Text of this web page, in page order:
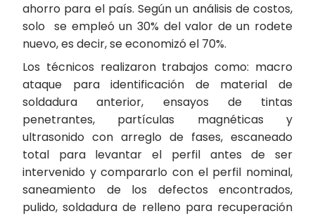
ahorro para el país. Según un análisis de costos,
solo se empleó un 30% del valor de un rodete
nuevo, es decir, se economizó el 70%.
Los técnicos realizaron trabajos como: macro
ataque para identificación de material de
soldadura anterior, ensayos de tintas
penetrantes, partículas magnéticas y
ultrasonido con arreglo de fases, escaneado
total para levantar el perfil antes de ser
intervenido y compararlo con el perfil nominal,
saneamiento de los defectos encontrados,
pulido, soldadura de relleno para recuperación